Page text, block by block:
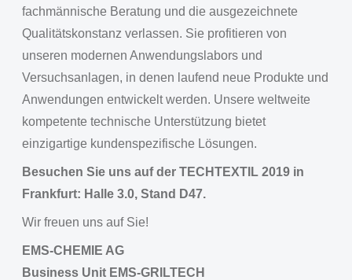
fachmännische Beratung und die ausgezeichnete
Qualitätskonstanz verlassen. Sie profitieren von
unseren modernen Anwendungslabors und
Versuchsanlagen, in denen laufend neue Produkte und
Anwendungen entwickelt werden. Unsere weltweite
kompetente technische Unterstützung bietet
einzigartige kundenspezifische Lösungen.
Besuchen Sie uns auf der TECHTEXTIL 2019 in
Frankfurt: Halle 3.0, Stand D47.
Wir freuen uns auf Sie!
EMS-CHEMIE AG
Business Unit EMS-GRILTECH